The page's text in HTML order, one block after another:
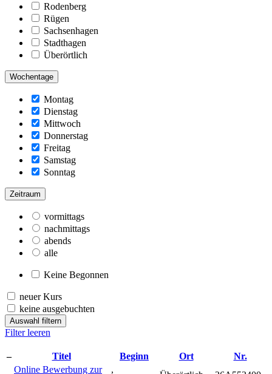
Rodenberg
Rügen
Sachsenhagen
Stadthagen
Überörtlich
Wochentage
Montag
Dienstag
Mittwoch
Donnerstag
Freitag
Samstag
Sonntag
Zeitraum
vormittags
nachmittags
abends
alle
Keine Begonnen
neuer Kurs
keine ausgebuchten
Auswahl filtern
Filter leeren
– Titel Beginn Ort
Nr.
Online Bewerbung zur
,